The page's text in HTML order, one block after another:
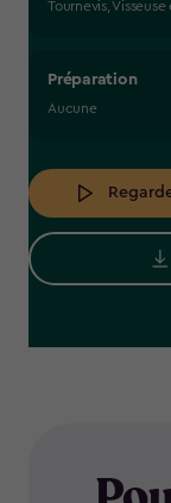
Tournevis,
Préparation
Aucune